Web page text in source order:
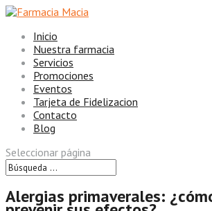
Inicio
Nuestra farmacia
Servicios
Promociones
Eventos
Tarjeta de Fidelizacion
Contacto
Blog
Seleccionar página
Alergias primaverales: